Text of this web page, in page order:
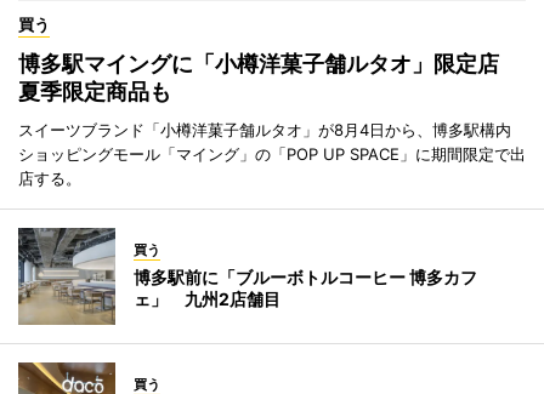
買う
博多駅マイングに「小樽洋菓子舗ルタオ」限定店
夏季限定商品も
スイーツブランド「小樽洋菓子舗ルタオ」が8月4日から、博多駅構内
ショッピングモール「マイング」の「POP UP SPACE」に期間限定で出
店する。
買う
博多駅前に「ブルーボトルコーヒー 博多カフ
ェ」 九州2店舗目
買う